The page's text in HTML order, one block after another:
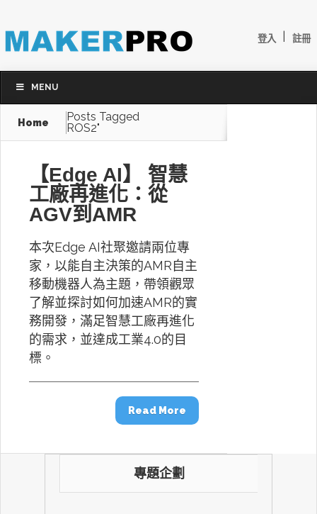
登入 註冊
MENU
Home
Posts Tagged
ROS2"
【Edge AI】 智慧
工廠再進化：從
AGV到AMR
本次Edge AI社聚邀請兩位專
家，以能自主決策的AMR自主
移動機器人為主題，帶領觀眾
了解並探討如何加速AMR的實
務開發，滿足智慧工廠再進化
的需求，並達成工業4.0的目
標。
Read More
專題企劃